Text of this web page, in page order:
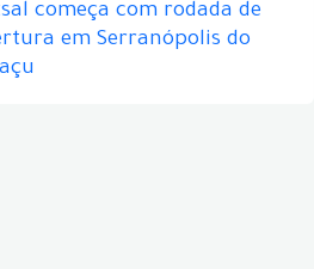
começa com rodada de
em Serranópolis do